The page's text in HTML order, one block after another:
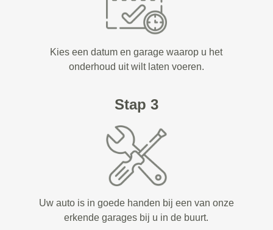
Kies een datum en garage waarop u het
onderhoud uit wilt laten voeren.
Stap 3
Uw auto is in goede handen bij een van onze
erkende garages bij u in de buurt.